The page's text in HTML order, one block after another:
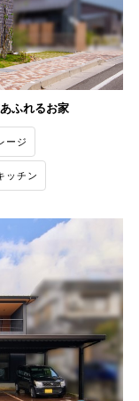
ふれるお家
ージ
ッチン